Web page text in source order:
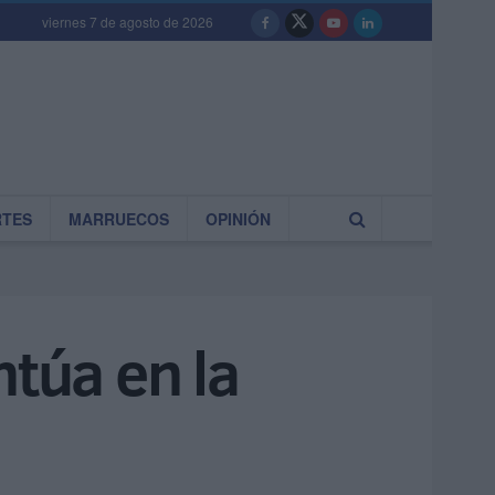
viernes 7 de agosto de 2026
MARRUECOS OPINIÓN
en la